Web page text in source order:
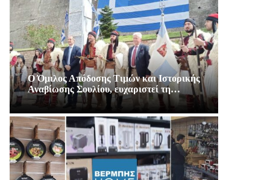
Ο Όμιλος Απόδοσης Τιμών και Ιστορικής
Αναβίωσης Σουλίου, ευχαριστεί τη…